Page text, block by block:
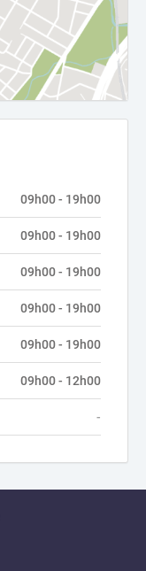
09h00 - 19h00
09h00 - 19h00
09h00 - 19h00
09h00 - 19h00
09h00 - 19h00
09h00 - 12h00
-